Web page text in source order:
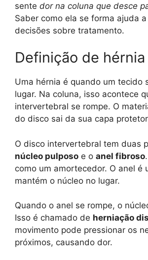
sente dor na coluna que desce
Saber como ela se forma ajuda
decisões sobre tratamento.
Definição de
Uma hérnia é quando um tecido
lugar. Na coluna, isso acontece
intervertebral se rompe. O
do disco sai da sua capa
O disco intervertebral tem duas
núcleo pulposo e o anel fibroso
como um amortecedor. O anel é
mantém o núcleo no lugar.
Quando o anel se rompe, o
Isso é chamado de herniação
movimento pode pressionar os
próximos, causando dor.